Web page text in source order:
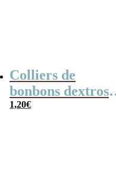
Colliers de
bonbons dextrose
x2
1,20€